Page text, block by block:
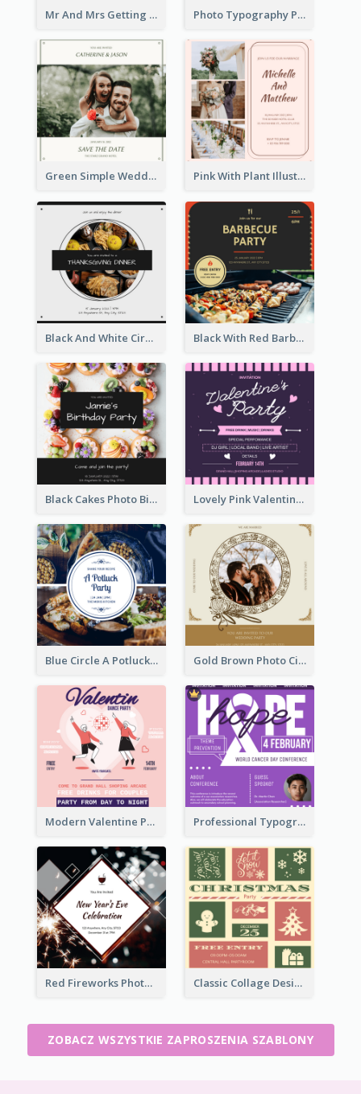
Mr And Mrs Getting Married Wedding Invitation Photo Typography Party Invitation Design Templates
Green Simple Wedding Photo Wedding Invitation Pink With Plant Illustration Wedding Party Invitation
Black And White Circle Photo Thanksgiving Dinner Invitation Black With Red Barbecue Housewarming Invitation
Black Cakes Photo Birthday Party Invitation Lovely Pink Valentine Celebration Invitation Design Ideas
Blue Circle A Potluck Party Invitation Gold Brown Photo Circle Wedding Invitation
Modern Valentine Party Pink Invitation Design Templates Professional Typographic Invitation Design Template
Red Fireworks Photo New Year Eve Celebration Invitation Classic Collage Design Christmas Invitation Idea
ZOBACZ WSZYSTKIE ZAPROSZENIA SZABLONY